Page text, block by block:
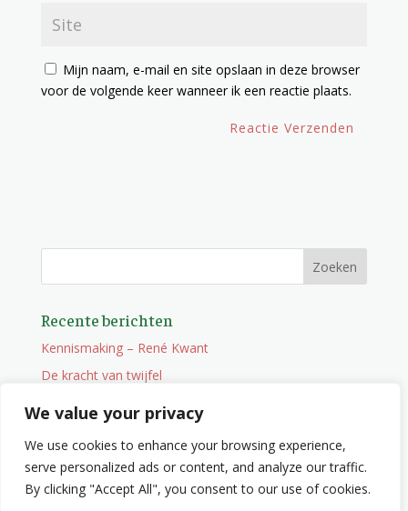
We value your privacy
We use cookies to enhance your browsing experience,
serve personalized ads or content, and analyze our traffic.
By clicking "Accept All", you consent to our use of cookies.
Mijn naam, e-mail en site opslaan in deze browser
voor de volgende keer wanneer ik een reactie plaats.
Recente berichten
Kennismaking – René Kwant
De kracht van twijfel
Onderweg
Wat je niet zocht maar wel vindt